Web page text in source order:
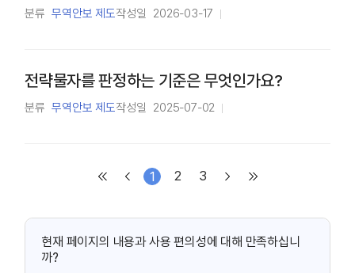
분류 무역안보 제도작성일 2026-03-17
전략물자를 판정하는 기준은 무엇인가요?
분류 무역안보 제도작성일 2025-07-02
1 2 3
현재 페이지의 내용과 사용 편의성에 대해 만족하십니
까?